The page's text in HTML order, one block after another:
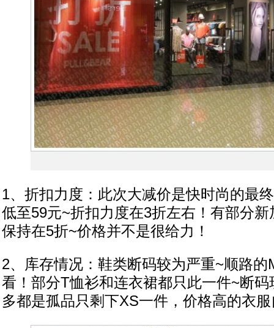
1、折扣力度：此次大减价是快时尚的最
低至59元~折扣力度在3折左右！有部分
保持在5折~价格并不是很给力！
2、库存情况：鞋类断码较为严重~顺路的
看！部分T恤衫和连衣裙都只此一件~断
多都是孤品只剩下XS一件，价格高的衣